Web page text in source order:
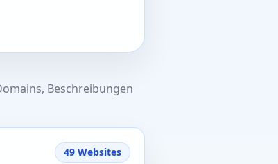
Beschreibungen
49 Websites